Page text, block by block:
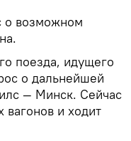
о возможном
поезда, идущего
о дальнейшей
— Минск. Сейчас
вагонов и ходит